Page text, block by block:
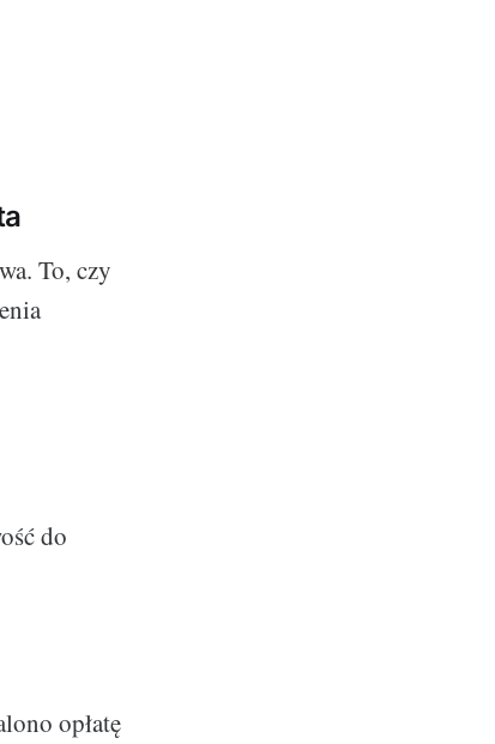
To, czy
do
opłatę